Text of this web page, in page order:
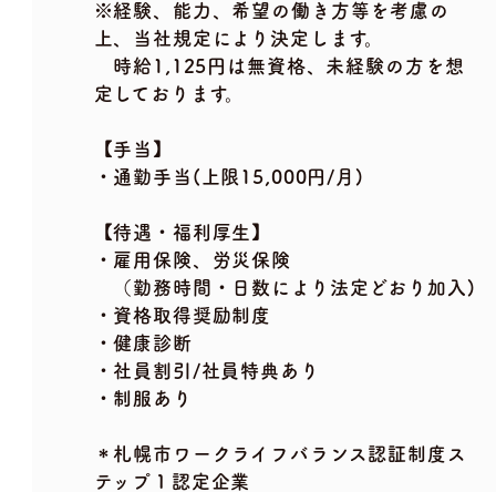
※経験、能力、希望の働き方等を考慮の
上、当社規定により決定します。
時給1,125円は無資格、未経験の方を想
定しております。
【手当】
・通勤手当(上限15,000円/月)
【待遇・福利厚生】
・雇用保険、労災保険
（勤務時間・日数により法定どおり加入)
・資格取得奨励制度
・健康診断
・社員割引/社員特典あり
・制服あり
＊札幌市ワークライフバランス認証制度ス
テップ１認定企業